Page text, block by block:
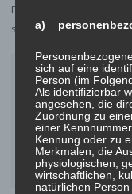
Deine E-Mail-Adresse
sind mit
*markiert
a)
sich auf eine
Person (im
Als identifizierbar
angesehen, die
Zuordnung zu
einer
Kennung oder zu
Merkmalen, die
physiologischen,
wirtschaftlichen,
natürlichen